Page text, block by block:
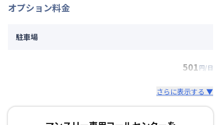
オプション料金
駐車場
501円/日
さらに表示する ▼